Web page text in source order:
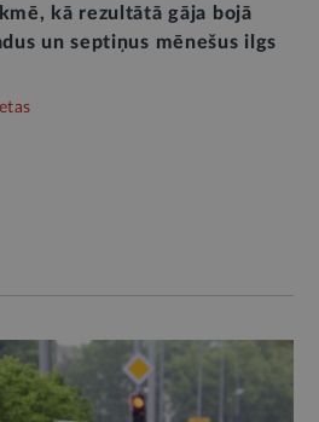
kā rezultātā gāja bojā
un septiņus mēnešus ilgs